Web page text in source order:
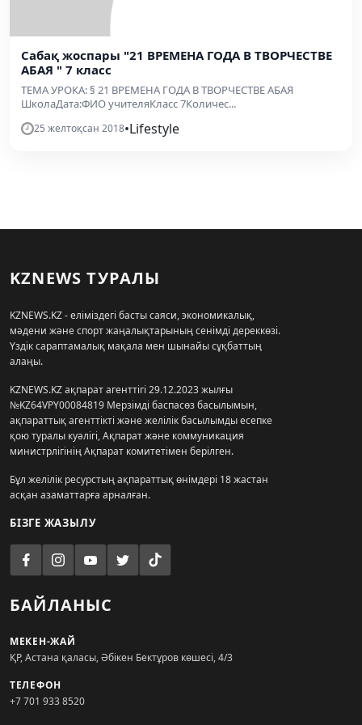
Сабақ жоспары "21 ВРЕМЕНА ГОДА В ТВОРЧЕСТВЕ
АБАЯ " 7 класс
ТЕМА УРОКА: § 21 ВРЕМЕНА ГОДА В ТВОРЧЕСТВЕ АБАЯ
ШколаДата:ФИО учителяКласс 7Количес...
25 желтоқсан 2018•Lifestyle
KZNEWS ТУРАЛЫ
KZNEWS.KZ - еліміздегі басты саяси, экономикалық,
мәдени және спорт жаңалықтарының сенімді дереккөзі.
Үздік сараптамалық мақала мен шынайы сұқбаттың
алаңы.
KZNEWS.KZ ақпарат агенттігі 29.12.2023 жылғы
№KZ64VPY00084819 Мерзімді баспасөз басылымын,
ақпараттық агенттікті және желілік басылымды есепке
қою туралы куәлігі, Ақпарат және коммуникация
министрлігінің Ақпарат комитетімен берілген.
Бұл желілік ресурстың ақпараттық өнімдері 18 жастан
асқан азаматтарға арналған.
БІЗГЕ ЖАЗЫЛУ
БАЙЛАНЫС
МЕКЕН-ЖАЙ
ҚР, Астана қаласы, Әбікен Бектұров көшесі, 4/3
ТЕЛЕФОН
+7 701 933 8520